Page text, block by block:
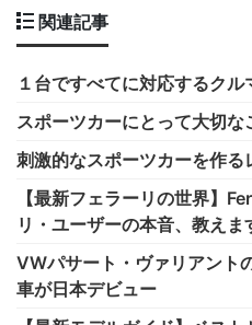
関連記事
１台ですべてに対応するクル
スポーツカーにとって大切な
刺激的なスポーツカーを作る
【最新フェラーリの世界】
リ・ユーザーの本音、教えま
VWパサート・ヴァリアント
車が日本デビュー